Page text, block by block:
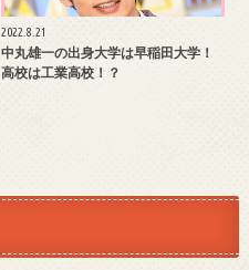
2022.8.21
中丸雄一の出身大学は早稲田大学！
高校は工業高校！？